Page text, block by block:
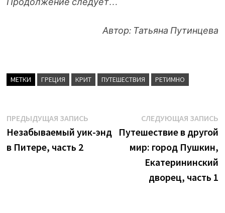
Автор: Татьяна Путинцева
МЕТКИ ГРЕЦИЯ КРИТ ПУТЕШЕСТВИЯ РЕТИМНО
Навигация
по
записям
ПРЕДЫДУЩАЯ ЗАПИСЬПредыдущая
запись:
Незабываемый уик-энд
в Питере, часть 2
СЛЕДУЮЩАЯ ЗАПИСЬ
Путешествие в другой
мир: город Пушкин,
Екатерининский
дворец, часть 1